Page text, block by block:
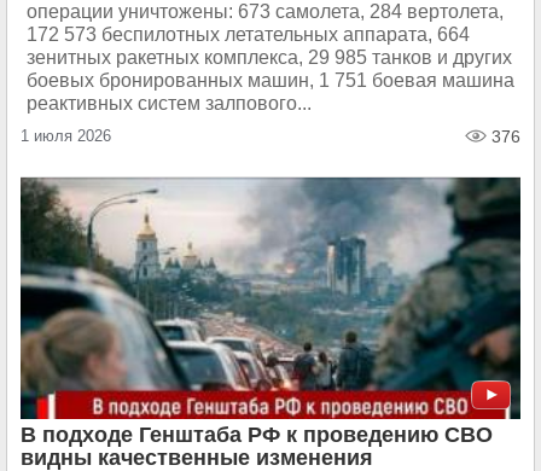
операции уничтожены: 673 самолета, 284 вертолета,
172 573 беспилотных летательных аппарата, 664
зенитных ракетных комплекса, 29 985 танков и других
боевых бронированных машин, 1 751 боевая машина
реактивных систем залпового...
1 июля 2026 376
В подходе Генштаба РФ к проведению СВО
видны качественные изменения